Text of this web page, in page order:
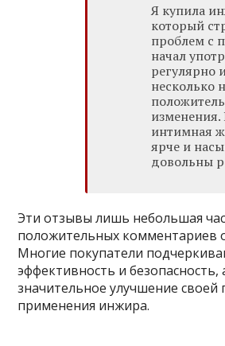
Я купила
который
проблем с
начал
регулярно
несколько
интимная
ярче и
довольны
Эти отзывы лишь небольшая
положительных комментариев
Многие покупатели
эффективность и
значительное улучшение своей
применения инжира.